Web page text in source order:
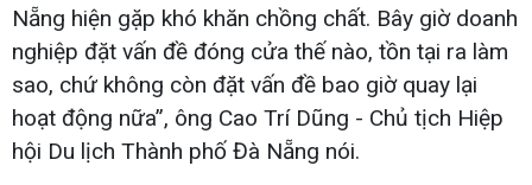
Nẵng hiện gặp khó khăn chồng chất. Bây giờ doanh
nghiệp đặt vấn đề đóng cửa thế nào, tồn tại ra làm
sao, chứ không còn đặt vấn đề bao giờ quay lại
hoạt động nữa”, ông Cao Trí Dũng - Chủ tịch Hiệp
hội Du lịch Thành phố Đà Nẵng nói.